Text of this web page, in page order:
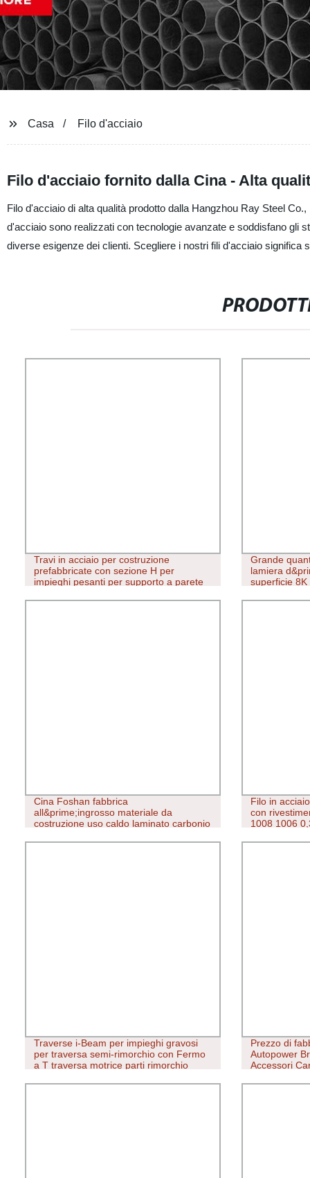
Casa Filo d'acciaio
Filo d'acciaio fornito dalla Cina - Alta
Filo d'acciaio di alta qualità prodotto dalla Hangzhou Ray Steel
d'acciaio sono realizzati con tecnologie avanzate e soddisfano gli
diverse esigenze dei clienti. Scegliere i nostri fili d'acciaio significa
Travi in acciaio per costruzione
prefabbricate con sezione H per
impieghi pesanti per supporto a parete
Grande
lamiera
superficie 8K
Cina Foshan fabbrica
all&prime;ingrosso materiale da
costruzione uso caldo laminato carbonio
Filo in
con
1008 1006
filo metallico
Traverse i-Beam per impieghi gravosi
per traversa semi-rimorchio con Fermo
a T traversa motrice parti rimorchio
traversa rimorchio
Prezzo di
Autopower
Accessori
Race Per